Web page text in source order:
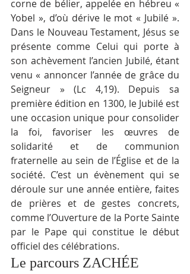
corne de bélier, appelée en hébreu «
Yobel », d’où dérive le mot « Jubilé ».
Dans le Nouveau Testament, Jésus se
présente comme Celui qui porte à
son achèvement l’ancien Jubilé, étant
venu « annoncer l’année de grâce du
Seigneur » (Lc 4,19). Depuis sa
première édition en 1300, le Jubilé est
une occasion unique pour consolider
la foi, favoriser les œuvres de
solidarité et de communion
fraternelle au sein de l’Église et de la
société. C’est un évènement qui se
déroule sur une année entière, faites
de prières et de gestes concrets,
comme l’Ouverture de la Porte Sainte
par le Pape qui constitue le début
officiel des célébrations.
Le parcours ZACHÉE